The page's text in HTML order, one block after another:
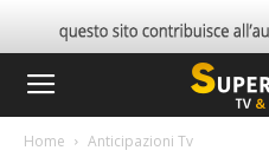
Home Anticipazioni Tv